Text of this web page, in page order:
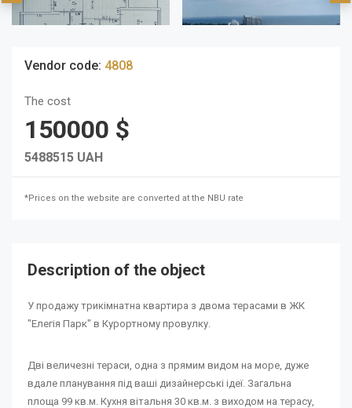
Vendor code: 4808
The cost
150000 $
5488515 UAH
*Prices on the website are converted at the NBU rate
Description of the object
У продажу трикімнатна квартира з двома терасами в ЖК
"Елегія Парк" в Курортному провулку.
Дві величезні тераси, одна з прямим видом на море, дуже
вдале планування під ваші дизайнерські ідеї. Загальна
площа 99 кв.м. Кухня вітальня 30 кв.м. з виходом на терасу,